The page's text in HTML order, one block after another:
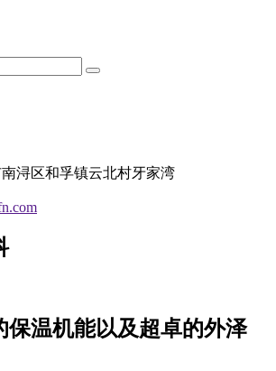
浔区和孚镇云北村牙家湾
保温机能以及超卓的外泽